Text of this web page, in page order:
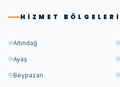
HIZMET BÖLGELERI
Altındağ
Ayaş
Beypazarı